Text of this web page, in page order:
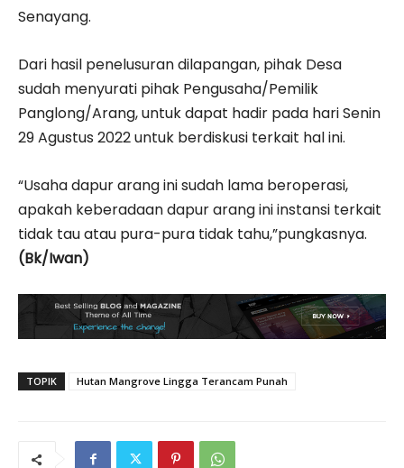
Senayang.
Dari hasil penelusuran dilapangan, pihak Desa
sudah menyurati pihak Pengusaha/Pemilik
Panglong/Arang, untuk dapat hadir pada hari Senin
29 Agustus 2022 untuk berdiskusi terkait hal ini.
“Usaha dapur arang ini sudah lama beroperasi,
apakah keberadaan dapur arang ini instansi terkait
tidak tau atau pura-pura tidak tahu,”pungkasnya.
(Bk/Iwan)
TOPIK Hutan Mangrove Lingga Terancam Punah